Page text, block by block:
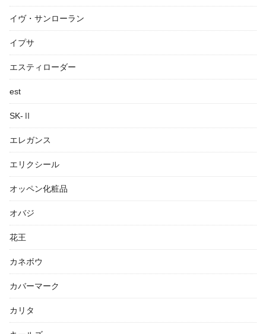
イヴ・サンローラン
イプサ
エスティローダー
est
SK-Ⅱ
エレガンス
エリクシール
オッペン化粧品
オバジ
花王
カネボウ
カバーマーク
カリタ